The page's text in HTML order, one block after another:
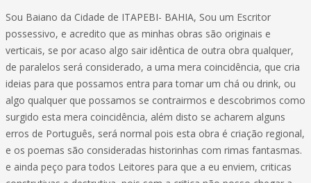
Sou Baiano da Cidade de ITAPEBI- BAHIA, Sou um Escritor
possessivo, e acredito que as minhas obras são originais e
verticais, se por acaso algo sair idêntica de outra obra qualquer,
de paralelos será considerado, a uma mera coincidência, que cria
ideias para que possamos entra para tomar um chá ou drink, ou
algo qualquer que possamos se contrairmos e descobrimos como
surgido esta mera coincidência, além disto se acharem alguns
erros de Português, será normal pois esta obra é criação regional,
e os poemas são consideradas historinhas com rimas fantasmas.
e ainda peço para todos Leitores para que a eu enviem, criticas